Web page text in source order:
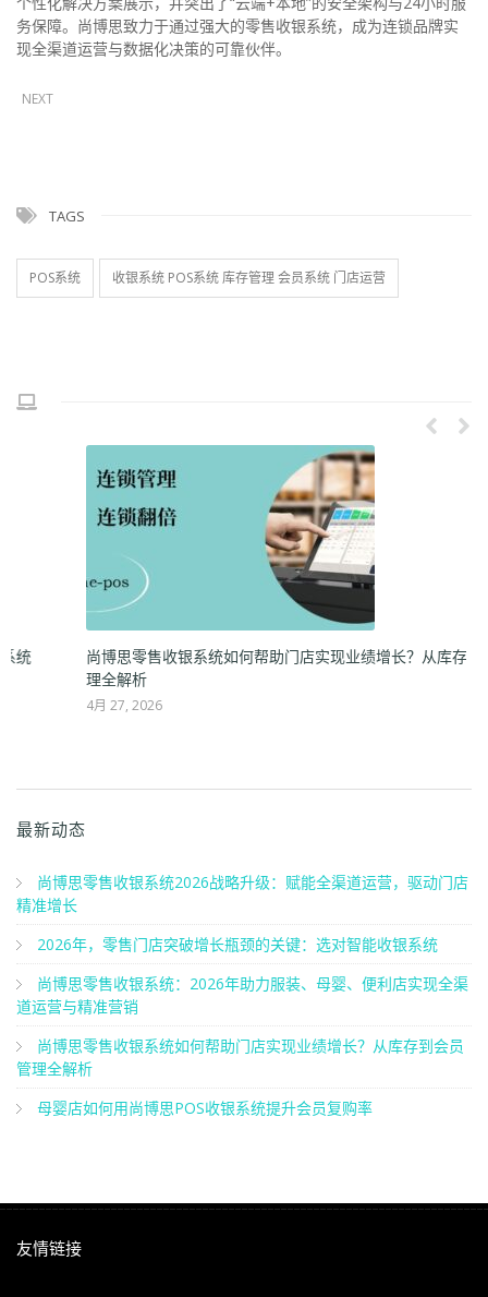
务保障。尚博思致力于通过强大的零售收银系统，成为连锁品牌实
现全渠道运营与数据化决策的可靠伙伴。
NEXT
TAGS
POS系统 收银系统 POS系统 库存管理 会员系统 门店运营
突破增长瓶颈的关键：选对智能收银系统
尚博思零售收银系
精准增长
2026年，零售门店突破增长瓶颈的关键：选对智能收银系统
尚博思零售收银系统：2026年助力服装、母婴、便利店实现全渠
道运营与精准营销
尚博思零售收银系统如何帮助门店实现业绩增长？从库存到会员
管理全解析
母婴店如何用尚博思POS收银系统提升会员复购率